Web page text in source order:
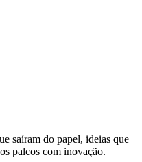
saíram do papel, ideias que
palcos com inovação.